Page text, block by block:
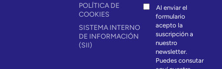
POLÍTICA DE
COOKIES
SISTEMA INTERNO
DE INFORMACIÓN
(SII)
Al enviar el
formulario
acepto la
suscripción a
nuestro
newsletter.
Puedes consutar